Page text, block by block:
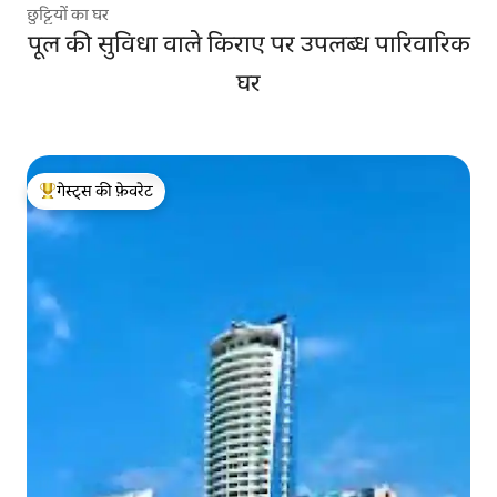
छुट्टियों का घर
पूल की सुविधा वाले किराए पर उपलब्ध पारिवारिक
घर
गेस्ट्स का टॉप फ़ेवरेट
गेस्ट्स की फ़ेवरेट